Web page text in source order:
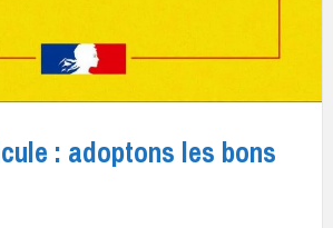
: adoptons les bons